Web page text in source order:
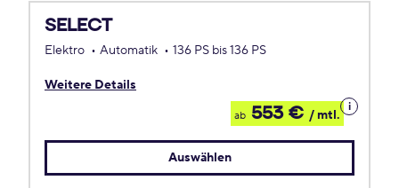
SELECT
Elektro Automatik 136 PS bis 136 PS
Weitere Details
ab 553 € / mtl.
Details
zum
Auswählen